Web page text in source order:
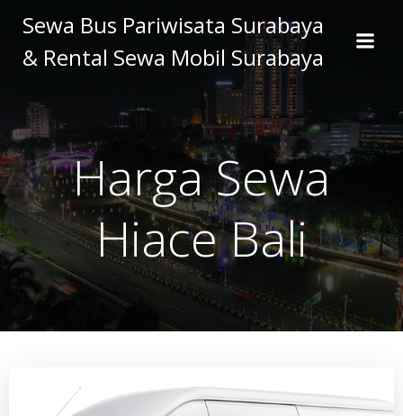
to
content
Sewa Bus Pariwisata Surabaya
& Rental Sewa Mobil Surabaya
Harga Sewa
Hiace Bali